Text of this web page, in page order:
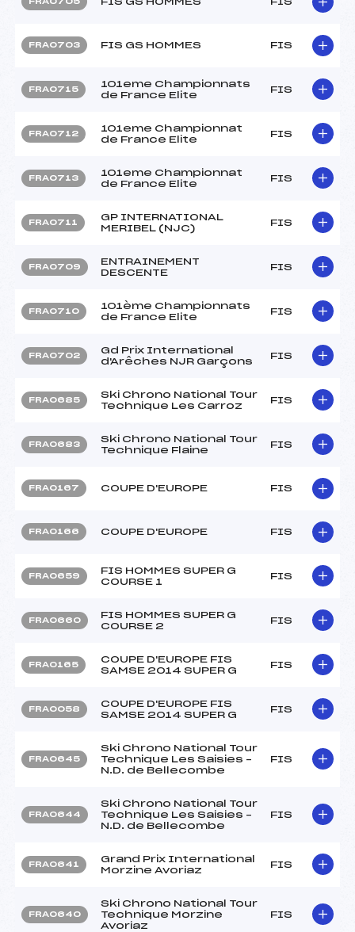
FRA0703 FIS GS HOMMES FIS
FRA0715
101eme Championnats
de France Elite
FIS
FRA0712
101eme Championnat
de France Elite
FIS
FRA0713
101eme Championnat
de France Elite
FIS
FRA0711
GP INTERNATIONAL
MERIBEL (NJC)
FIS
FRA0709
ENTRAINEMENT
DESCENTE
FIS
FRA0710
101ème Championnats
de France Elite
FIS
FRA0702
Gd Prix International
d'Arêches NJR Garçons
FIS
FRA0685
Ski Chrono National Tour
Technique Les Carroz
FIS
FRA0683
Ski Chrono National Tour
Technique Flaine
FIS
FRA0167 COUPE D'EUROPE FIS
FRA0166 COUPE D'EUROPE FIS
FRA0659
FIS HOMMES SUPER G
COURSE 1
FIS
FRA0660
FIS HOMMES SUPER G
COURSE 2
FIS
FRA0165
COUPE D'EUROPE FIS
SAMSE 2014 SUPER G
FIS
FRA0058
COUPE D'EUROPE FIS
SAMSE 2014 SUPER G
FIS
FRA0645
Ski Chrono National Tour
Technique Les Saisies –
N.D. de Bellecombe
FIS
FRA0644
Ski Chrono National Tour
Technique Les Saisies –
N.D. de Bellecombe
FIS
FRA0641
Grand Prix International
Morzine Avoriaz
FIS
FRA0640
Ski Chrono National Tour
Technique Morzine
Avoriaz
FIS